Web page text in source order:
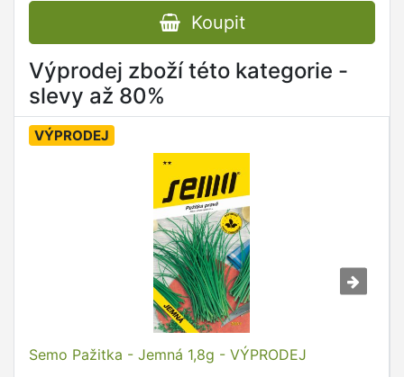
Koupit
Výprodej zboží této kategorie -
slevy až 80%
VÝPRODEJ
Semo Pažitka - Jemná 1,8g - VÝPRODEJ